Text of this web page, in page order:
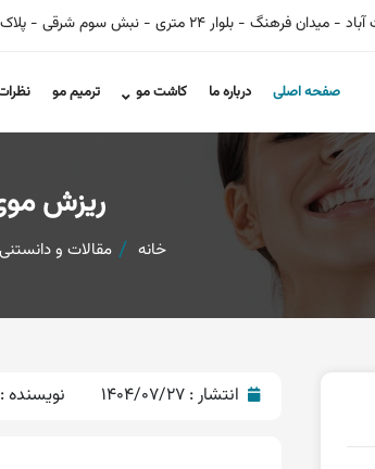
فرهنگ - بلوار 24 متری - نبش سوم شرقی - پلاک 35
صفحه اصلی درباره ما کاشت مو ترمیم مو
ریزش
خانه مقالات و
انتشار : نویسنده :